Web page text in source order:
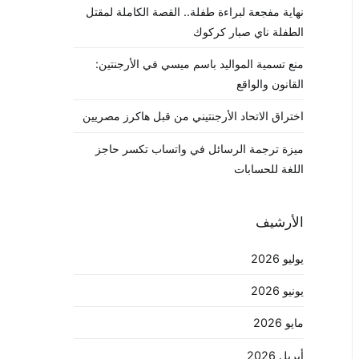
نهاية مفجعة لبراءة طفلة.. القصة الكاملة لمقتل
الطفلة ناي صبار كركوك
منع تسمية المواليد باسم ميسي في الأرجنتين:
القانون والواقع
اختراق الاتحاد الأرجنتيني من قبل هاكرز مصريين
ميزة ترجمة الرسائل في واتساب تكسر حاجز
اللغة للحسابات
الأرشيف
يوليو 2026
يونيو 2026
مايو 2026
أبريل 2026